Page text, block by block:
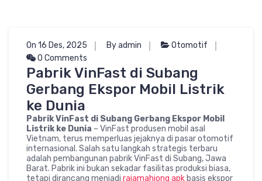
On 16 Des, 2025 By admin
Otomotif
0 Comments
Pabrik VinFast di Subang
Gerbang Ekspor Mobil Listrik
ke Dunia
Pabrik VinFast di Subang Gerbang Ekspor Mobil
Listrik ke Dunia – VinFast produsen mobil asal
Vietnam, terus memperluas jejaknya di pasar otomotif
internasional. Salah satu langkah strategis terbaru
adalah pembangunan pabrik VinFast di Subang, Jawa
Barat. Pabrik ini bukan sekadar fasilitas produksi biasa,
tetapi dirancang menjadi rajamahjong apk basis ekspor